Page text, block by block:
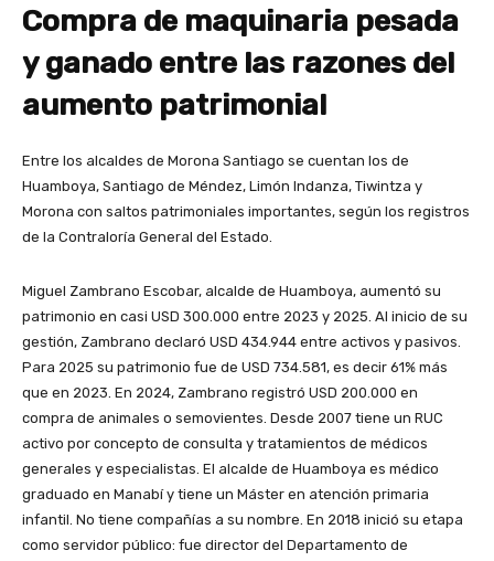
Compra de maquinaria pesada
y ganado entre las razones del
aumento patrimonial
Entre los alcaldes de Morona Santiago se cuentan los de
Huamboya, Santiago de Méndez, Limón Indanza, Tiwintza y
Morona con saltos patrimoniales importantes, según los registros
de la Contraloría General del Estado.
Miguel Zambrano Escobar, alcalde de Huamboya, aumentó su
patrimonio en casi USD 300.000 entre 2023 y 2025. Al inicio de su
gestión, Zambrano declaró USD 434.944 entre activos y pasivos.
Para 2025 su patrimonio fue de USD 734.581, es decir 61% más
que en 2023. En 2024, Zambrano registró USD 200.000 en
compra de animales o semovientes. Desde 2007 tiene un RUC
activo por concepto de consulta y tratamientos de médicos
generales y especialistas. El alcalde de Huamboya es médico
graduado en Manabí y tiene un Máster en atención primaria
infantil. No tiene compañías a su nombre. En 2018 inició su etapa
como servidor público: fue director del Departamento de